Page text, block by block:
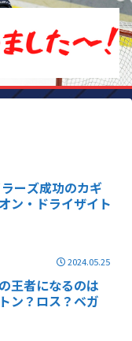
ーズ成功のカギ
ン・ドライザイト
2024.05.25
王者になるのは
ン？ロス？ベガ